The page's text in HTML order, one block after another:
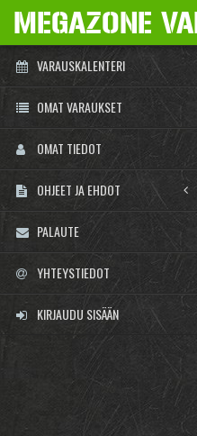
MEGAZONE
VARAUSKALENTERI
OMAT VARAUKSET
OMAT TIEDOT
OHJEET JA EHDOT
PALAUTE
YHTEYSTIEDOT
KIRJAUDU SISÄÄN